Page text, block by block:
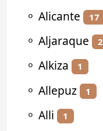
⚬ Alicante 17
⚬ Aljaraque 2
⚬ Alkiza 1
⚬ Allepuz 1
⚬ Alli 1